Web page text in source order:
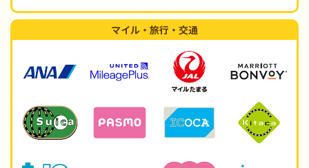
マイル・旅行・交通